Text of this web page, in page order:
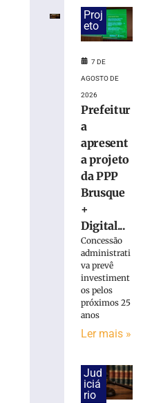
estreia
Campeonato
Estadual
Bruscão
trabalha
organização
defensiva
duelo
contra
Proj
eto
7 DE
AGOSTO DE
2026
Prefeitur
a
apresent
a projeto
da PPP
Brusque
+
Digital...
Concessão
administrati
va prevê
investiment
os pelos
próximos 25
anos
Ler mais »
Jud
iciá
rio